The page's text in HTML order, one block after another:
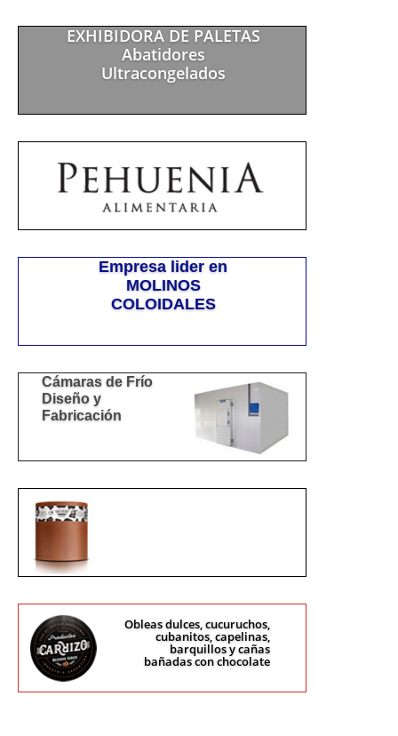
EXHIBIDORA DE PALETAS
Abatidores
Ultracongelados
Empresa lider en
MOLINOS
COLOIDALES
Cámaras de Frío
Diseño y
Fabricación
Obleas dulces, cucuruchos,
cubanitos, capelinas,
barquillos y cañas
bañadas con chocolate